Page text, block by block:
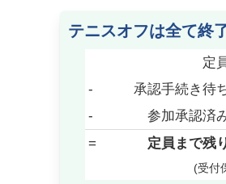
テニスオフは全て終
定
-
承認手続き待
-
参加承認済
=
定員まで残
(受付